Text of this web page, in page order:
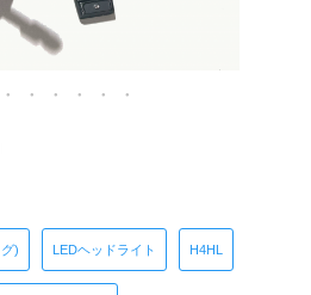
) LEDヘッドライト H4HL